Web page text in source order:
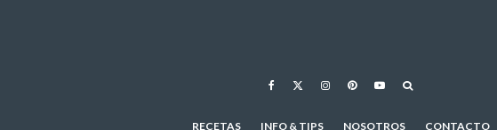
RECETAS INFO & TIPS NOSOTROS CONTACTO